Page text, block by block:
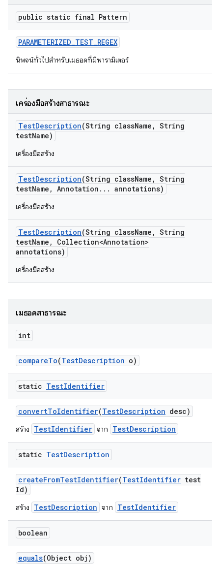
public static final Pattern
PARAMETERIZED_TEST_REGEX
นิพจน์ทั่วไปสำหรับเมธอดที่มีพารามิเตอร์
เครื่องมือสร้างสาธารณะ
TestDescription(String className , String
testName)
เครื่องมือสร้าง
TestDescription(String className , String
testName , Annotation . . . annotations)
เครื่องมือสร้าง
TestDescription(String className , String
testName ,
Collection<Annotation>
annotations)
เครื่องมือสร้าง
เมธอดสาธารณะ
int
compareTo(TestDescription o)
static TestIdentifier
convertToIdentifier(TestDescription desc)
สร้าง TestIdentifier จาก TestDescription
static TestDescription
createFromTestIdentifier(TestIdentifier test
Id)
สร้าง TestDescription จาก TestIdentifier
boolean
equals(Object obj)